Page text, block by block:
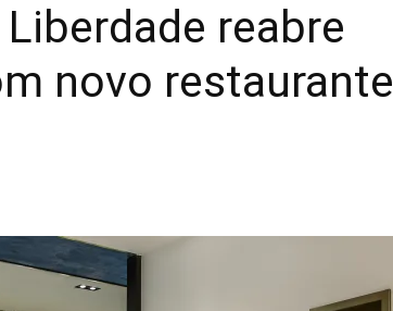
reabre
novo restaurante